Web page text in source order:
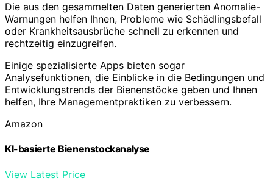
Die aus den gesammelten Daten generierten Anomalie-
Warnungen helfen Ihnen, Probleme wie Schädlingsbefall
oder Krankheitsausbrüche schnell zu erkennen und
rechtzeitig einzugreifen.
Einige spezialisierte Apps bieten sogar
Analysefunktionen, die Einblicke in die Bedingungen und
Entwicklungstrends der Bienenstöcke geben und Ihnen
helfen, Ihre Managementpraktiken zu verbessern.
Amazon
KI-basierte Bienenstockanalyse
View Latest Price